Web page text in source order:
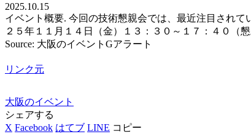
2025.10.15
イベント概要. 今回の技術懇親会では、最近注目され
２５年１１月１４日（金）１３：３０～１７：４０（
Source: 大阪のイベントGアラート
リンク元
大阪のイベント
シェアする
X Facebook はてブ LINE コピー